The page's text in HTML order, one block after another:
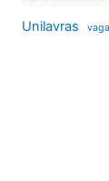
Unilavras